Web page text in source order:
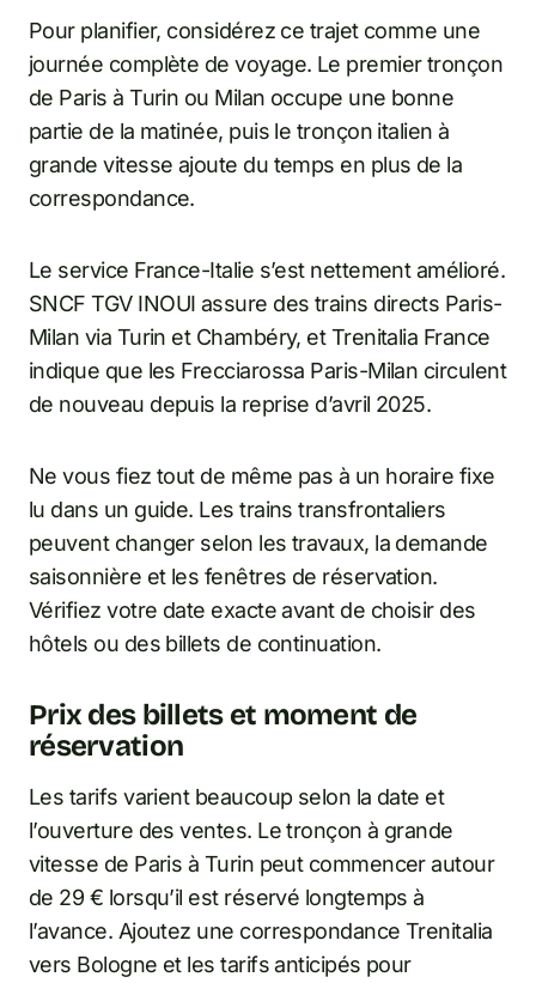
Pour planifier, considérez ce trajet comme une
journée complète de voyage. Le premier tronçon
de Paris à Turin ou Milan occupe une bonne
partie de la matinée, puis le tronçon italien à
grande vitesse ajoute du temps en plus de la
correspondance.
Le service France-Italie s’est nettement amélioré.
SNCF TGV INOUI assure des trains directs Paris-
Milan via Turin et Chambéry, et Trenitalia France
indique que les Frecciarossa Paris-Milan circulent
de nouveau depuis la reprise d’avril 2025.
Ne vous fiez tout de même pas à un horaire fixe
lu dans un guide. Les trains transfrontaliers
peuvent changer selon les travaux, la demande
saisonnière et les fenêtres de réservation.
Vérifiez votre date exacte avant de choisir des
hôtels ou des billets de continuation.
Prix des billets et moment de
réservation
Les tarifs varient beaucoup selon la date et
l’ouverture des ventes. Le tronçon à grande
vitesse de Paris à Turin peut commencer autour
de 29 € lorsqu’il est réservé longtemps à
l’avance. Ajoutez une correspondance Trenitalia
vers Bologne et les tarifs anticipés pour